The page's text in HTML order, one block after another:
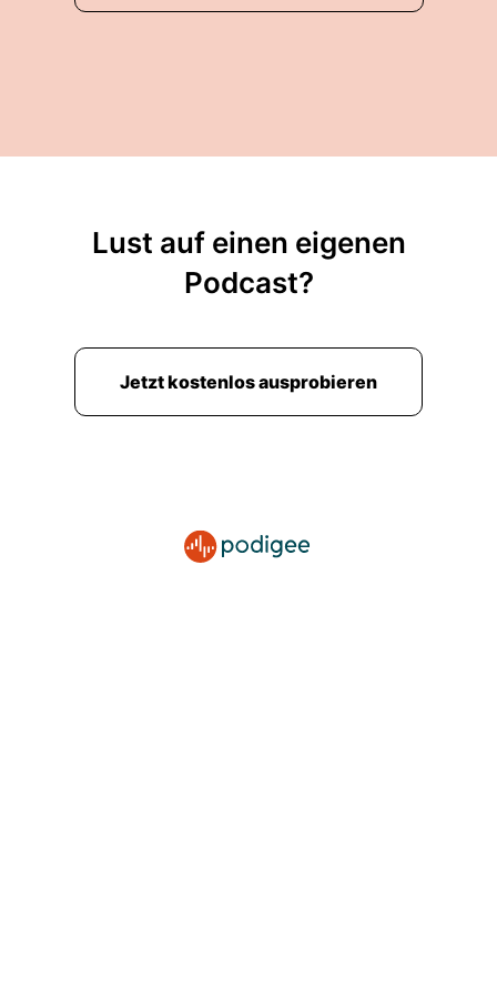
Lust auf einen eigenen
Podcast?
Jetzt kostenlos ausprobieren